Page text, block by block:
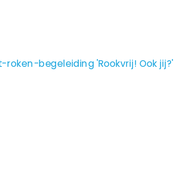
begeleiding 'Rookvrij! Ook jij?'